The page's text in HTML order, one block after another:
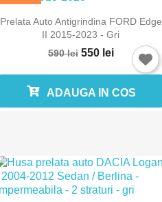
 Vizualizare rapida
Prelata Auto Antigrindina FORD Edge
II 2015-2023 - Gri
590 lei 550 lei
ADAUGA IN COS